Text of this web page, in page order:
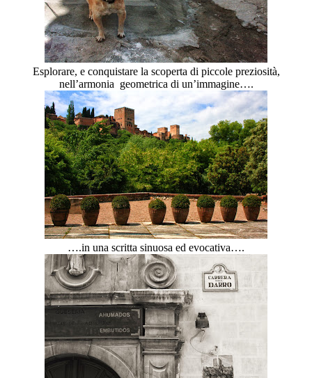
Esplorare, e conquistare la scoperta di piccole preziosità,
nell’armonia geometrica di un’immagine….
….in una scritta sinuosa ed evocativa….